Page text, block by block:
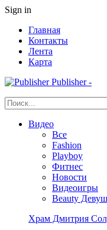
Sign in
Главная
Контакты
Лента
Карта
Publisher -
Видео
Все
Fashion
Playboy
Фитнес
Новости
Видеоигры
Beauty
Храм Дмитрия